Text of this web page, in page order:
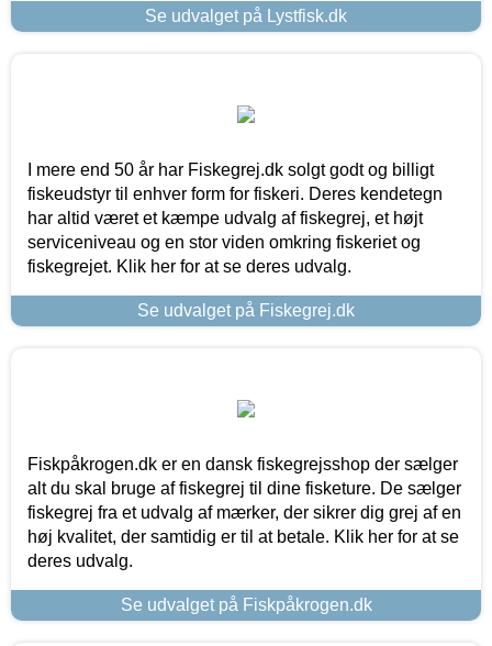
Se udvalget på Lystfisk.dk
I mere end 50 år har Fiskegrej.dk solgt godt og billigt
fiskeudstyr til enhver form for fiskeri. Deres kendetegn
har altid været et kæmpe udvalg af fiskegrej, et højt
serviceniveau og en stor viden omkring fiskeriet og
fiskegrejet. Klik her for at se deres udvalg.
Se udvalget på Fiskegrej.dk
Fiskpåkrogen.dk er en dansk fiskegrejsshop der sælger
alt du skal bruge af fiskegrej til dine fisketure. De sælger
fiskegrej fra et udvalg af mærker, der sikrer dig grej af en
høj kvalitet, der samtidig er til at betale. Klik her for at se
deres udvalg.
Se udvalget på Fiskpåkrogen.dk